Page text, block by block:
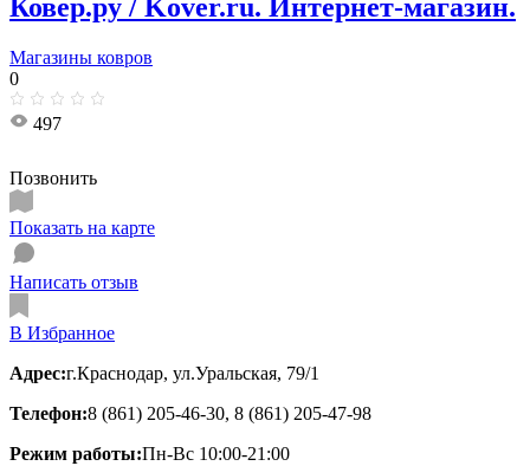
Ковер.ру / Kover.ru. Интернет-магазин.
Магазины ковров
0
497
Позвонить
Показать на карте
Написать отзыв
В Избранное
Адрес:г.Краснодар, ул.​Уральская, 79/1
Телефон:8 (861) 205-46-30, 8 (861) 205-47-98
Режим работы:Пн-Вс 10:00-21:00